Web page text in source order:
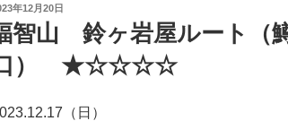
年12月20日
智山 鈴ヶ岩屋ルート（
） ★☆☆☆☆
（日）